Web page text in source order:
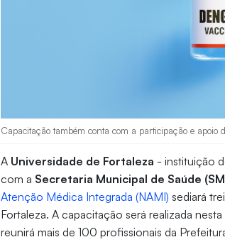
Capacitação também conta com a participação e apoio
A Universidade de Fortaleza - instituição
com a Secretaria Municipal de Saúde
Atenção Médica Integrada (NAMI) sediará
Fortaleza. A capacitação será realizada
reunirá mais de 100 profissionais da